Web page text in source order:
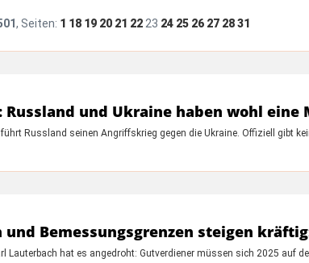
, Seiten: 1 18 19 20 21 22 23 24 25 26 27 2831
Russland und Ukraine haben wohl
Russland seinen Angriffskrieg gegen die Ukraine. Offiziell gibt
und Bemessungsgrenzen steigen
Lauterbach hat es angedroht: Gutverdiener müssen sich 2025 auf